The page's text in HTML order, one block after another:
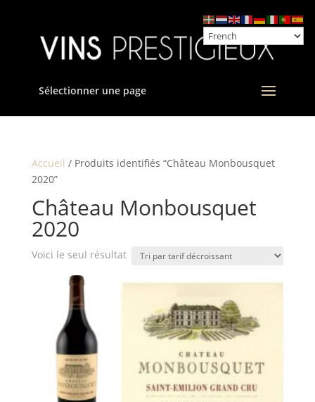
Sélectionner une page
Accueil / Produits identifiés “Château Monbousquet
2020”
Château Monbousquet
2020
Voici le seul résultat